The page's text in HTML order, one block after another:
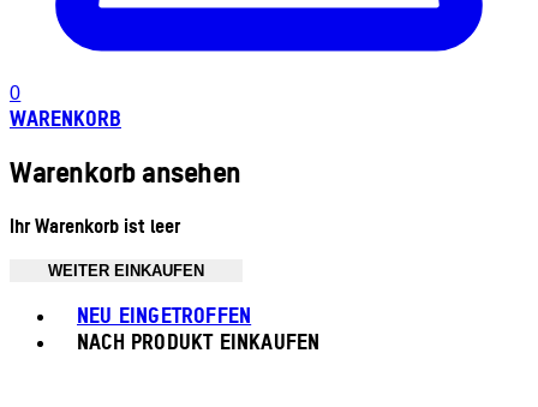
0
WARENKORB
Warenkorb ansehen
Ihr Warenkorb ist leer
WEITER EINKAUFEN
NEU EINGETROFFEN
NACH PRODUKT EINKAUFEN